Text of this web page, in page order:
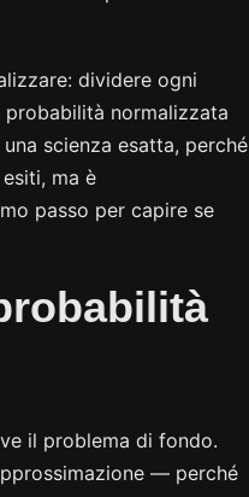
dividere ogni
probabilità normalizzata
scienza esatta, perché
ma è
passo per capire se
il problema di fondo.
— perché